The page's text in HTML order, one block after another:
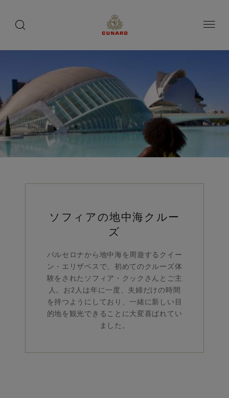
へ
ッ
ソフィアの地中海クルー
ズ
バルセロナから地中海を周遊するクイー
ン・エリザベスで、初めてのクルーズ体
験をされたソフィア・クックさんとご主
人。お2人は年に一度、夫婦だけの時間
を持つようにしており、一緒に新しい目
的地を観光できることに大変喜ばれてい
ました。